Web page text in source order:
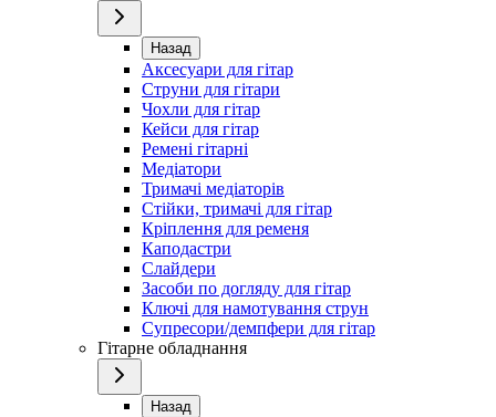
Назад
Аксесуари для гітар
Струни для гітари
Чохли для гітар
Кейси для гітар
Ремені гітарні
Медіатори
Тримачі медіаторів
Стійки, тримачі для гітар
Кріплення для ременя
Каподастри
Слайдери
Засоби по догляду для гітар
Ключі для намотування струн
Супресори/демпфери для гітар
Гітарне обладнання
Назад